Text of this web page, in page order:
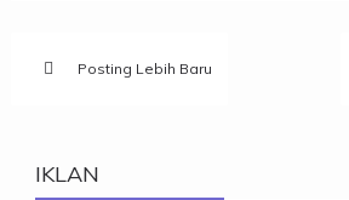
Posting Lebih Baru
IKLAN